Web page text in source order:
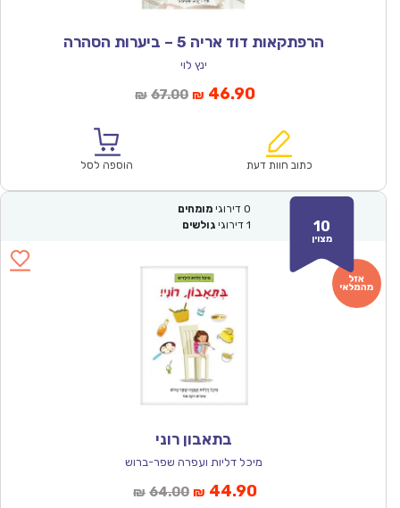
הרפתקאות דוד אריה 5 – ביערות הסהרה
ינץ לוי
₪ 67.00המחיר
₪67.00.
₪ 46.90המחיר
הוא:
כתוב חוות דעת הוספה לסל
10
מצוין
0 דירוגי מומחים
1 דירוגי גולשים
בתאבון רוני
מיכל דליות ועפרה שפר-ברוש
₪ 64.00המחיר
₪ 44.90המחיר